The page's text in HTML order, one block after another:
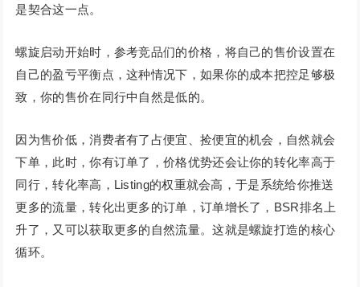
是契合这一点。
螺旋启动开始时，参考竞品们的价格，将自己的售价设置在
自己的盈亏平衡点，这种情况下，如果你的成本把控足够极
致，你的售价在同行中自然是低的。
因为售价低，消费者有了占便宜、捡便宜的机会，自然就会
下单，此时，你有订单了，价格优势还会让你的转化率高于
同行，转化率高，Listing的权重就会高，于是系统给你推送
更多的流量，转化出更多的订单，订单增长了，BSR排名上
升了，又可以获取更多的自然流量。这就是螺旋打造的核心
循环。